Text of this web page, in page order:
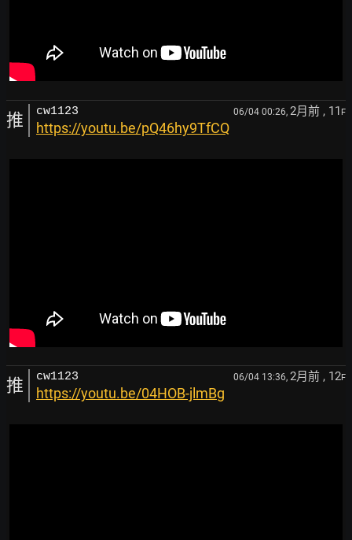
推 cw1123 06/04 00:26, 2月前 , 11 F
https://youtu.be/pQ46hy9TfCQ
推 cw1123 06/04 13:36, 2月前 , 12F
https://youtu.be/04HOB-jlmBg